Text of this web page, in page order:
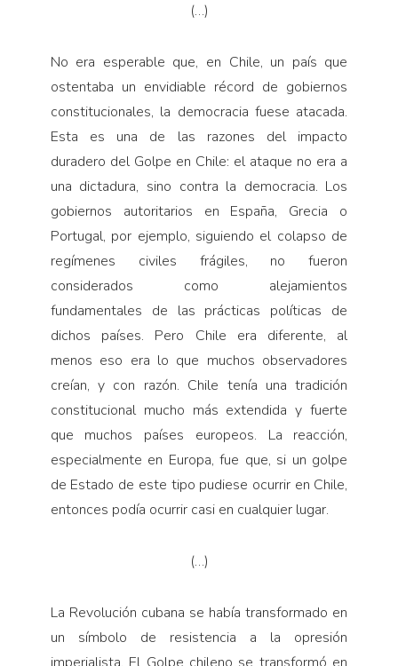
(…)
No era esperable que, en Chile, un país que
ostentaba un envidiable récord de gobiernos
constitucionales, la democracia fuese atacada.
Esta es una de las razones del impacto
duradero del Golpe en Chile: el ataque no era a
una dictadura, sino contra la democracia. Los
gobiernos autoritarios en España, Grecia o
Portugal, por ejemplo, siguiendo el colapso de
regímenes civiles frágiles, no fueron
considerados como alejamientos
fundamentales de las prácticas políticas de
dichos países. Pero Chile era diferente, al
menos eso era lo que muchos observadores
creían, y con razón. Chile tenía una tradición
constitucional mucho más extendida y fuerte
que muchos países europeos. La reacción,
especialmente en Europa, fue que, si un golpe
de Estado de este tipo pudiese ocurrir en Chile,
entonces podía ocurrir casi en cualquier lugar.
(…)
La Revolución cubana se había transformado en
un símbolo de resistencia a la opresión